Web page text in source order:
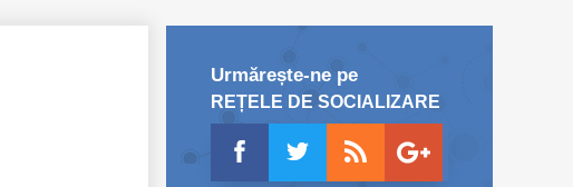
Urmărește-ne pe
REȚELE DE SOCIALIZARE